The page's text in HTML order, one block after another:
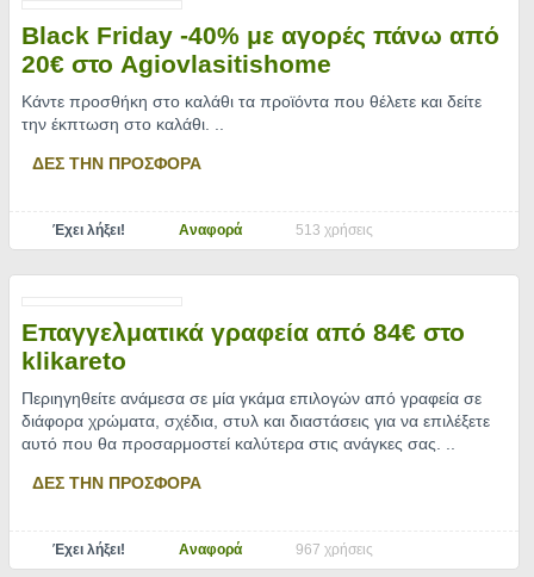
Black Friday -40% με αγορές πάνω από
20€ στο Agiovlasitishome
Κάντε προσθήκη στο καλάθι τα προϊόντα που θέλετε και δείτε
την έκπτωση στο καλάθι.
ΔΕΣ ΤΗΝ ΠΡΟΣΦΟΡΑ
Έχει λήξει! Αναφορά 513 χρήσεις
Επαγγελματικά γραφεία από 84€ στο
klikareto
Περιηγηθείτε ανάμεσα σε μία γκάμα επιλογών από γραφεία σε
διάφορα χρώματα, σχέδια, στυλ και διαστάσεις για να επιλέξετε
αυτό που θα προσαρμοστεί καλύτερα στις ανάγκες σας.
ΔΕΣ ΤΗΝ ΠΡΟΣΦΟΡΑ
Έχει λήξει! Αναφορά 967 χρήσεις